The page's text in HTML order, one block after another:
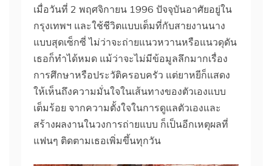
เมื่อวันที่ 2 พฤศจิกายน 1996 ปัจจุบันอาศัยอยู่ใน
กรุงเทพฯ และใช้ชีวิตแบบเต็มที่กับสายงานนาง
แบบสุดเซ็กซี่ ไม่ว่าจะถ่ายแนวหวานหรือแนวดุดัน
เธอก็ทำได้หมด แม้ว่าจะไม่มีข้อมูลลึกมากเรื่อง
การศึกษาหรือประวัติครอบครัว แต่ยาหยีก็แสดง
ให้เห็นถึงความมั่นใจในเส้นทางของตัวเองแบบ
เต็มร้อย จากความตั้งใจในการดูแลตัวเองและ
สร้างผลงานในวงการถ่ายแบบ ก็เป็นอีกเหตุผลที่
แฟนๆ ติดตามเธอเพิ่มขึ้นทุกวัน